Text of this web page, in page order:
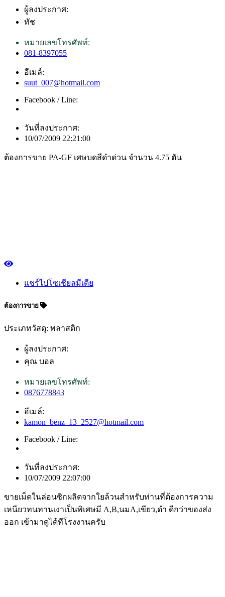
ผู้ลงประกาศ:
ทัช
หมายเลขโทรศัพท์:
081-8397055
อีเมล์:
suut_007@hotmail.com
Facebook / Line:
วันที่ลงประกาศ:
10/07/2009 22:21:00
ต้องการขาย PA-GF เศษบดสีดำด่วน จำนวน 4.75 ตัน
แชร์ไปโซเชียลมีเดีย
ต้องการขาย
ประเภทวัสดุ: พลาสติก
ผู้ลงประกาศ:
คุณ บอล
หมายเลขโทรศัพท์:
0876778843
อีเมล์:
kamon_benz_13_2527@hotmail.com
Facebook / Line:
วันที่ลงประกาศ:
10/07/2009 22:07:00
ขายเม็ดในล่อนซิกผลิตจากใยล้วนสำหรับท่านที่ต้องการความ
เหนียวทนทานเงาเป็นพิเศษมี A,B,นมA,เขียว,ดำ ดีกว่าของส่ง
ออก เข้ามาดูได้ทีโรงงานครับ